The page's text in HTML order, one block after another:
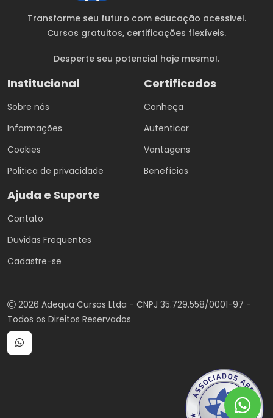
Transforme seu futuro com educação acessivel.
Cursos gratuitos, certificações flexíveis.
Desperte seu potencial hoje mesmo!.
Institucional
Sobre nós
Informações
Cookies
Politica de privacidade
Certificados
Conheça
Autenticar
Vantagens
Benefícios
Ajuda e Suporte
Contato
Duvidas Frequentes
Cadastre-se
2026 Adequa Cursos Ltda - CNPJ 35.729.558/0001-97 -
Todos os Direitos Reservados